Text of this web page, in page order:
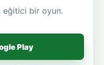
eğitici bir oyun.
Play